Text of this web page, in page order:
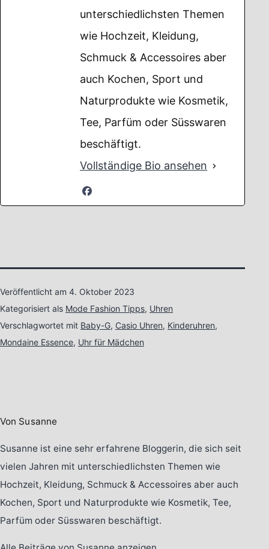
unterschiedlichsten Themen
wie Hochzeit, Kleidung,
Schmuck & Accessoires aber
auch Kochen, Sport und
Naturprodukte wie Kosmetik,
Tee, Parfüm oder Süsswaren
beschäftigt.
Vollständige Bio ansehen
Veröffentlicht am 4. Oktober 2023
Kategorisiert als Mode Fashion Tipps, Uhren
Verschlagwortet mit Baby-G, Casio Uhren, Kinderuhren,
Mondaine Essence, Uhr für Mädchen
Von Susanne
Susanne ist eine sehr erfahrene Bloggerin, die sich seit
vielen Jahren mit unterschiedlichsten Themen wie
Hochzeit, Kleidung, Schmuck & Accessoires aber auch
Kochen, Sport und Naturprodukte wie Kosmetik, Tee,
Parfüm oder Süsswaren beschäftigt.